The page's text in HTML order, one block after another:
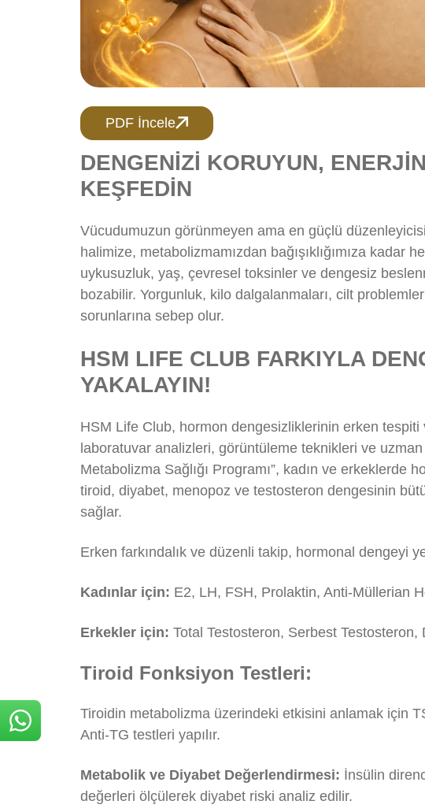
PDF İncele
DENGENİZİ KORUYUN,
KEŞFEDİN
Vücudumuzun görünmeyen ama en güçlü
halimize, metabolizmamızdan bağışıklığımıza kadar
uykusuzluk, yaş, çevresel toksinler ve dengesiz
bozabilir. Yorgunluk, kilo dalgalanmaları, cilt
sorunlarına sebep olur.
HSM LIFE CLUB FARKIYLA
YAKALAYIN!
HSM Life Club, hormon dengesizliklerinin erken
laboratuvar analizleri, görüntüleme teknikleri ve uzman
Metabolizma Sağlığı Programı”, kadın ve erkeklerde
tiroid, diyabet, menopoz ve testosteron dengesinin
sağlar.
Erken farkındalık ve düzenli takip, hormonal dengeyi
Kadınlar için: E2, LH, FSH, Prolaktin, Anti-Müllerian
Erkekler için: Total Testosteron, Serbest Testosteron,
Tiroid Fonksiyon Testleri:
Tiroidin metabolizma üzerindeki etkisini anlamak için
Anti-TG testleri yapılır.
Metabolik ve Diyabet Değerlendirmesi: İnsülin
değerleri ölçülerek diyabet riski analiz edilir.